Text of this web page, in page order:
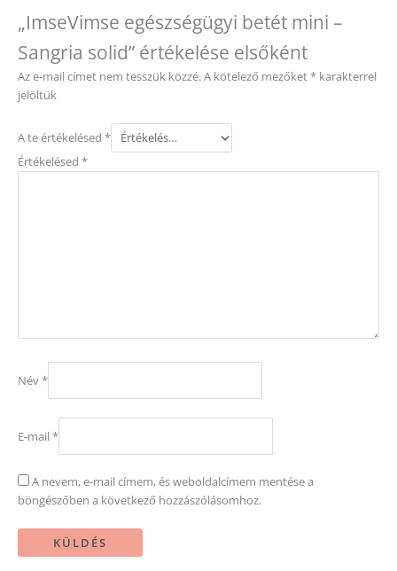
„ImseVimse egészségügyi betét mini –
Sangria solid” értékelése elsőként
Az e-mail címet nem tesszük közzé.A kötelező mezőket* karakterrel
jelöltük
A te értékelésed *
Értékelésed *
Név*
E-mail *
A nevem, e-mail címem, és weboldalcímem mentése a
böngészőben a következő hozzászólásomhoz.